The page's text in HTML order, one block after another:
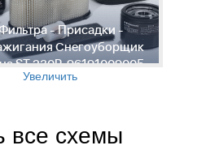
- Присадки -
Снегоуборщик
ST 230P, 96191009005,
PNC номер
Увеличить
все схемы